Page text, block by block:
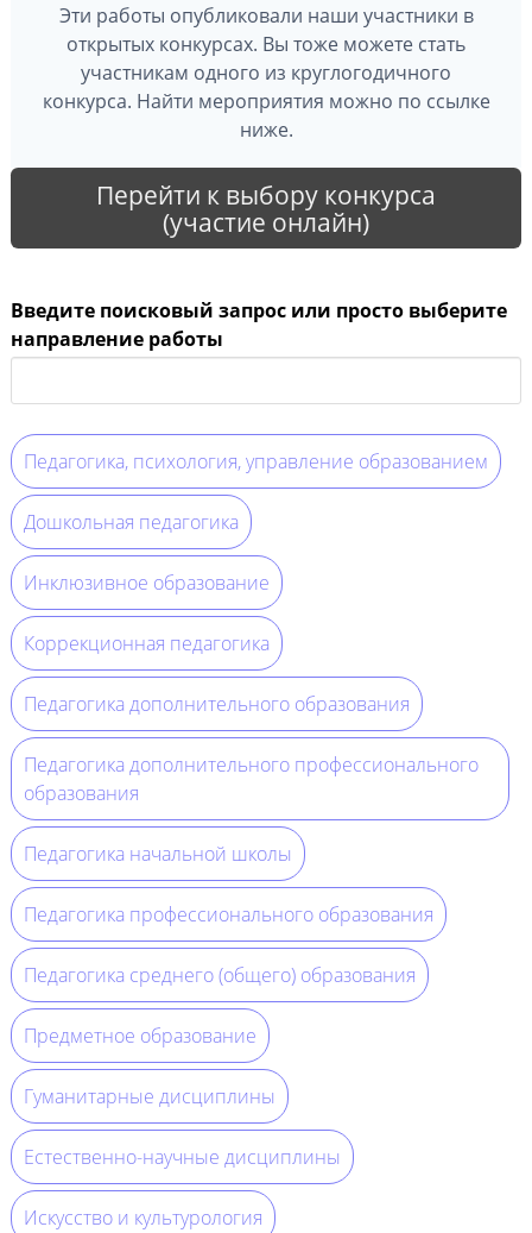
Эти работы опубликовали наши участники в
открытых конкурсах. Вы тоже можете стать
участникам одного из круглогодичного
конкурса. Найти мероприятия можно по ссылке
ниже.
Перейти к выбору конкурса
(участие онлайн)
Введите поисковый запрос или просто выберите
направление работы
Педагогика, психология, управление образованием
Дошкольная педагогика
Инклюзивное образование
Коррекционная педагогика
Педагогика дополнительного образования
Педагогика дополнительного профессионального
образования
Педагогика начальной школы
Педагогика профессионального образования
Педагогика среднего (общего) образования
Предметное образование
Гуманитарные дисциплины
Естественно-научные дисциплины
Искусство и культурология